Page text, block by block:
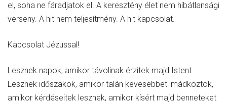
el, soha ne fáradjatok el. A keresztény élet nem hibátlansági
verseny. A hit nem teljesítmény. A hit kapcsolat.
Kapcsolat Jézussal!
Lesznek napok, amikor távolinak érzitek majd Istent.
Lesznek időszakok, amikor talán kevesebbet imádkoztok,
amikor kérdéseitek lesznek, amikor kísért majd benneteket